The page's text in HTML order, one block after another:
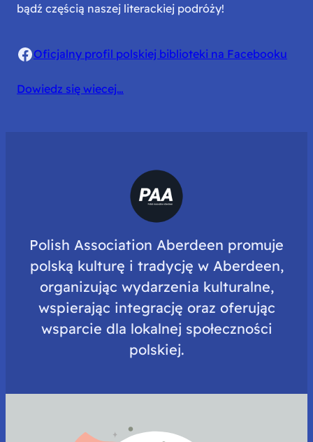
bądź częścią naszej literackiej podróży!
Facebook Oficjalny profil polskiej biblioteki na Facebooku
Dowiedz się wiecej…
Polish Association Aberdeen promuje
polską kulturę i tradycję w Aberdeen,
organizując wydarzenia kulturalne,
wspierając integrację oraz oferując
wsparcie dla lokalnej społeczności
polskiej.